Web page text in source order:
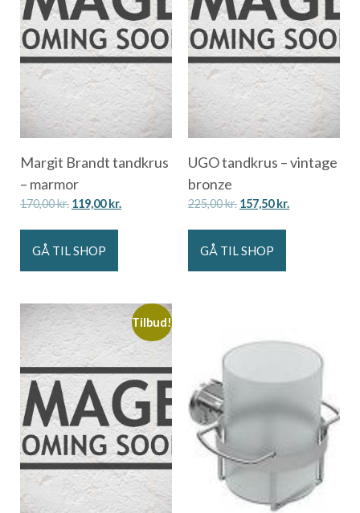
Margit Brandt tandkrus
– marmor
170,00kr. 119,00kr.
GÅ TIL SHOP
UGO tandkrus – vintage
bronze
225,00kr. 157,50kr.
GÅ TIL SHOP
Tilbud!